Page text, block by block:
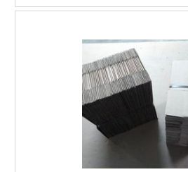
nitrogênio e do argônio, incl....